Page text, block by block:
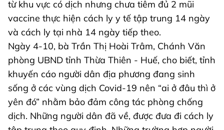
từ khu vực có dịch nhưng chưa tiêm đủ 2 mũi
vaccine thực hiện cách ly y tế tập trung 14 ngày
và cách ly tại nhà 14 ngày tiếp theo.
Ngày 4-10, bà Trần Thị Hoài Trâm, Chánh Văn
phòng UBND tỉnh Thừa Thiên - Huế, cho biết, tỉnh
khuyến cáo người dân địa phương đang sinh
sống ở các vùng dịch Covid-19 nên “ai ở đâu thì ở
yên đó” nhằm bảo đảm công tác phòng chống
dịch. Những người dân đã về, được đưa đi cách ly